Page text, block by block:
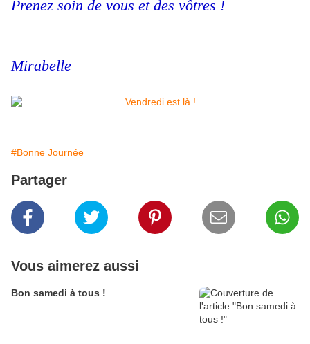
Prenez soin de vous et des vôtres !
Mirabelle
#Bonne Journée
Partager
Vous aimerez aussi
Bon samedi à tous !